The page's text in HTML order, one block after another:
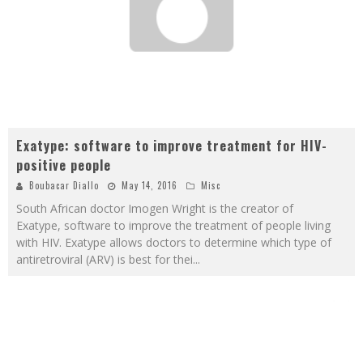
Exatype: software to improve treatment for HIV-
positive people
Boubacar Diallo May 14, 2016 Misc
South African doctor Imogen Wright is the creator of
Exatype, software to improve the treatment of people living
with HIV. Exatype allows doctors to determine which type of
antiretroviral (ARV) is best for thei...